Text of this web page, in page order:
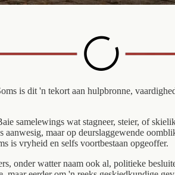
is dit 'n tekort aan hulpbronne,
samelewings wat stagneer, steier, of
maar op deurslaggewende
is vryheid en selfs voortbestaan opgeoffer.
onder watter naam ook al, politieke